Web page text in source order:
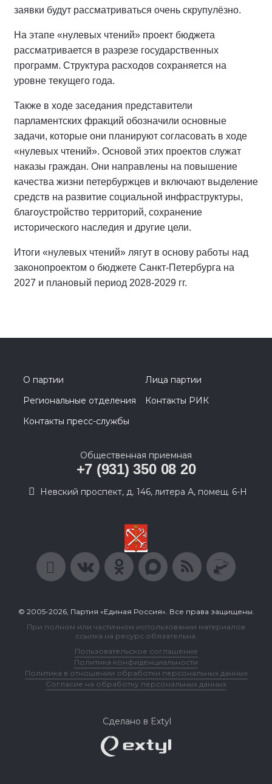
заявки будут рассматриваться очень скрупулёзно.
На этапе «нулевых чтений» проект бюджета
рассматривается в разрезе государственных
программ. Структура расходов сохраняется на
уровне текущего года.
Также в ходе заседания представители
парламентских фракций обозначили основные
задачи, которые они планируют согласовать в ходе
«нулевых чтений». Основой этих проектов служат
наказы граждан. Они направлены на повышение
качества жизни петербуржцев и включают выделение
средств на развитие социальной инфраструктуры,
благоустройство территорий, сохранение
исторического наследия и другие цели.
Итоги «нулевых чтений» лягут в основу работы над
законопроектом о бюджете Санкт-Петербурга на
2027 и плановый период 2028-2029 гг.
О партии
Лица партии
Региональные отделения
Контакты РИК
Контакты пресс-службы
Общественная приемная
+7 (931) 350 08 20
Невский проспект, д. 146, литера А, помещ. 6-Н
© 2005-2026, Партия «Единая Россия». Все права защищены.
При полном или частичном использовании материалов
ссылка на ресурс обязательна.
Пользовательское соглашение
Политика конфиденциальности
Политика в отношении обработки персональных данных
Согласие на обработку персональных данных
Сделано в Extyl